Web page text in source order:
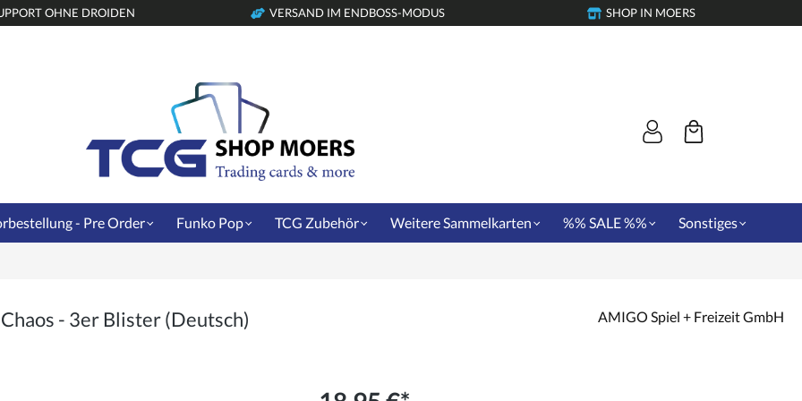
OHNE DROIDEN VERSAND IM ENDBOSS-MODUS SHOP IN MOERS
- Pre Order Funko Pop TCG Zubehör Weitere Sammelkarten %% SALE %% Sonstiges
- 3er Blister (Deutsch) AMIGO Spiel + Freizeit GmbH